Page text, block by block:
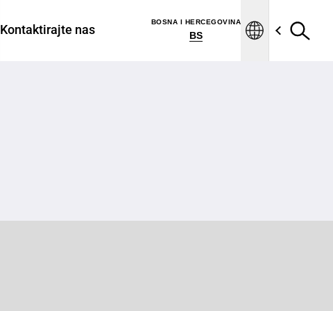
Kontaktirajte nas
BOSNA I HERCEGOVINA
BS